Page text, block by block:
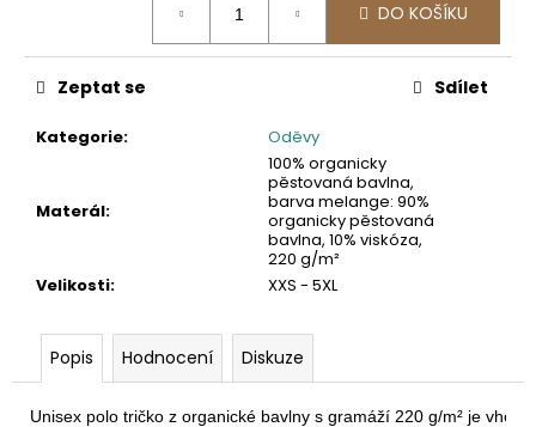
DO KOŠÍKU
Kategorie: Oděvy
Materál:
100% organicky
pěstovaná bavlna,
barva melange: 90%
organicky pěstovaná
bavlna, 10% viskóza,
220 g/m²
Velikosti: XXS - 5XL
Zeptat se Sdílet
Popis Hodnocení Diskuze
Unisex polo tričko z organické bavlny s gramáží 220 g/m² je